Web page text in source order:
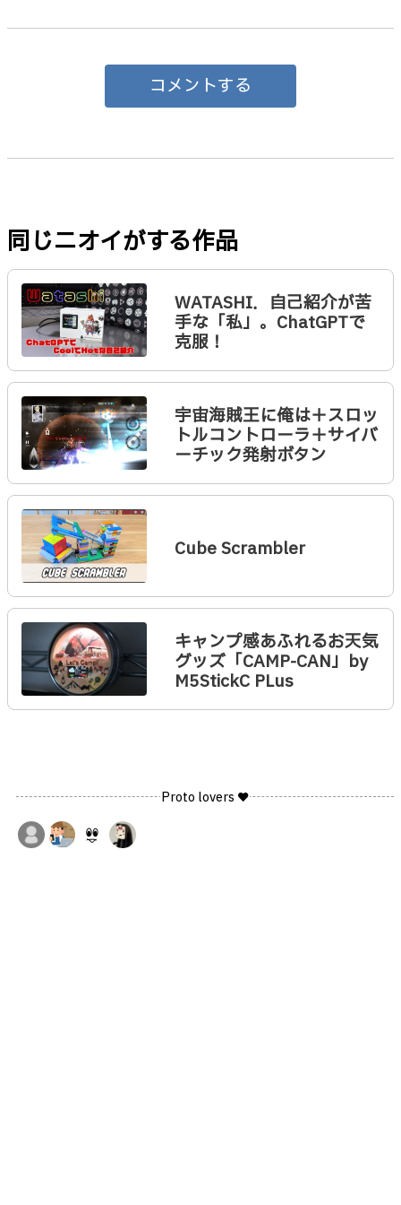
コメントする
同じニオイがする作品
WATASHI．自己紹介が苦
手な「私」。ChatGPTで
克服！
宇宙海賊王に俺は＋スロッ
トルコントローラ＋サイバ
ーチック発射ボタン
Cube Scrambler
キャンプ感あふれるお天気
グッズ「CAMP-CAN」by
M5StickC PLus
Proto lovers ♥